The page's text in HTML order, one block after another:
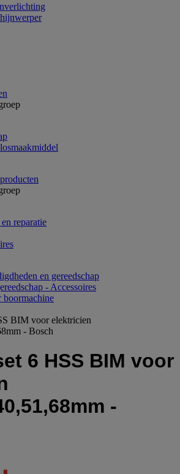
reparatie
en gereedschap
- Accessoires
boormachine
BIM voor elektricien
- Bosch
6 HSS BIM voor
-